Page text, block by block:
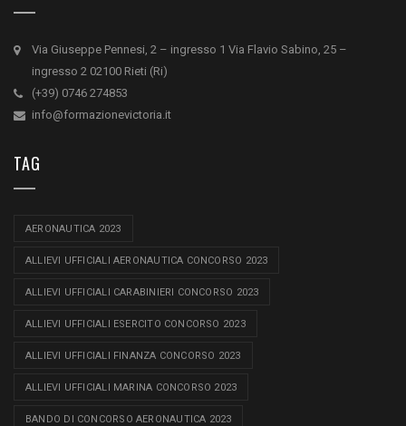
Via Giuseppe Pennesi, 2 – ingresso 1 Via Flavio Sabino, 25 –
ingresso 2 02100 Rieti (Ri)
(+39) 0746 274853
info@formazionevictoria.it
TAG
AERONAUTICA 2023
ALLIEVI UFFICIALI AERONAUTICA CONCORSO 2023
ALLIEVI UFFICIALI CARABINIERI CONCORSO 2023
ALLIEVI UFFICIALI ESERCITO CONCORSO 2023
ALLIEVI UFFICIALI FINANZA CONCORSO 2023
ALLIEVI UFFICIALI MARINA CONCORSO 2023
BANDO DI CONCORSO AERONAUTICA 2023